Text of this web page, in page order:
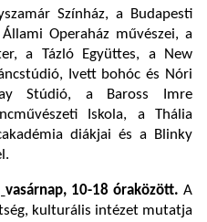
Színház, a Budapesti
Operaház művészei, a
a Tázló Együttes, a New
Ivett bohóc és Nóri
Stúdió, a Baross Imre
Iskola, a Thália
diákjai és a Blinky
vasárnap, 10-18 óraközött. A
kulturális intézet mutatja